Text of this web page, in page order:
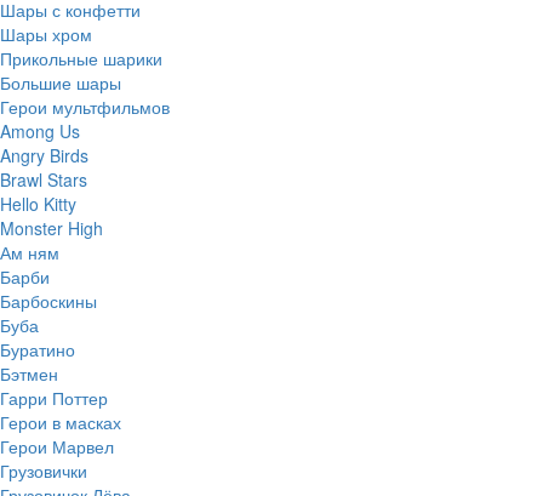
Шары с конфетти
Шары хром
Прикольные шарики
Большие шары
Герои мультфильмов
Among Us
Angry Birds
Brawl Stars
Hello Kitty
Monster High
Ам ням
Барби
Барбоскины
Буба
Буратино
Бэтмен
Гарри Поттер
Герои в масках
Герои Марвел
Грузовички